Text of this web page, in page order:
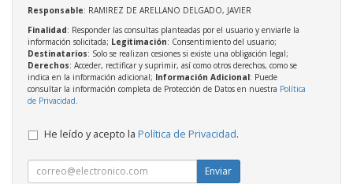
Responsable: RAMIREZ DE ARELLANO DELGADO, JAVIER
Finalidad: Responder las consultas planteadas por el usuario y enviarle la
información solicitada; Legitimación: Consentimiento del usuario;
Destinatarios: Solo se realizan cesiones si existe una obligación legal;
Derechos: Acceder, rectificar y suprimir, así como otros derechos, como se
indica en la información adicional; Información Adicional: Puede
consultar la información completa de Protección de Datos en nuestra Política
de Privacidad
He leído y acepto la Política de Privacidad.
Enviar